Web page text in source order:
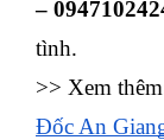
–
tình.
>> Xem
Đốc An